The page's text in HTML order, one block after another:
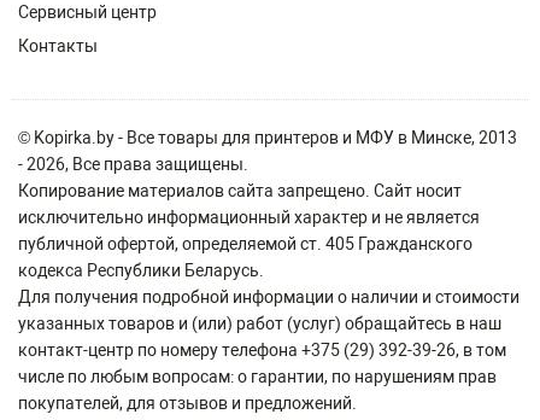
Сервисный центр
Контакты
© Kopirka.by - Все товары для принтеров и МФУ в Минске, 2013
- 2026, Все права защищены.
Копирование материалов сайта запрещено. Сайт носит
исключительно информационный характер и не является
публичной офертой, определяемой ст. 405 Гражданского
кодекса Республики Беларусь.
Для получения подробной информации о наличии и стоимости
указанных товаров и (или) работ (услуг) обращайтесь в наш
контакт-центр по номеру телефона +375 (29) 392-39-26, в том
числе по любым вопросам: о гарантии, по нарушениям прав
покупателей, для отзывов и предложений.